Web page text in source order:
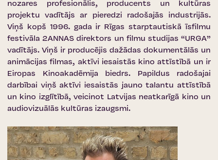
nozares profesionālis, producents un kultūras
projektu vadītājs ar pieredzi radošajās industrijās.
Viņš kopš 1996. gada ir Rīgas starptautiskā īsfilmu
festivāla 2ANNAS direktors un filmu studijas “URGA”
vadītājs. Viņš ir producējis dažādas dokumentālās un
animācijas filmas, aktīvi iesaistās kino attīstībā un ir
Eiropas Kinoakadēmija biedrs. Papildus radošajai
darbībai viņš aktīvi iesaistās jauno talantu attīstībā
un kino izglītībā, veicinot Latvijas neatkarīgā kino un
audiovizuālās kultūras izaugsmi.